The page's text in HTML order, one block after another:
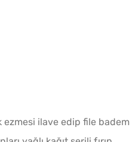
ezmesi ilave edip file badem